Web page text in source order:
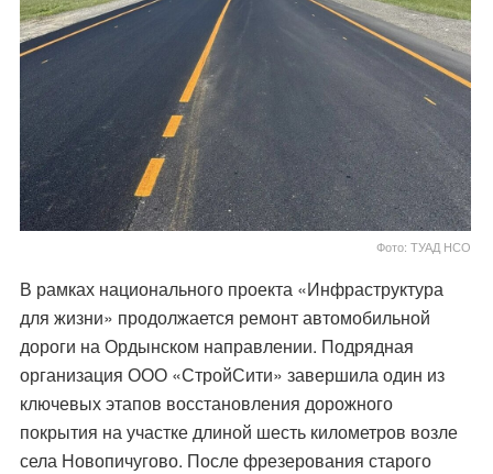
Фото: ТУАД НСО
В рамках национального проекта «Инфраструктура
для жизни» продолжается ремонт автомобильной
дороги на Ордынском направлении. Подрядная
организация ООО «СтройСити» завершила один из
ключевых этапов восстановления дорожного
покрытия на участке длиной шесть километров возле
села Новопичугово. После фрезерования старого